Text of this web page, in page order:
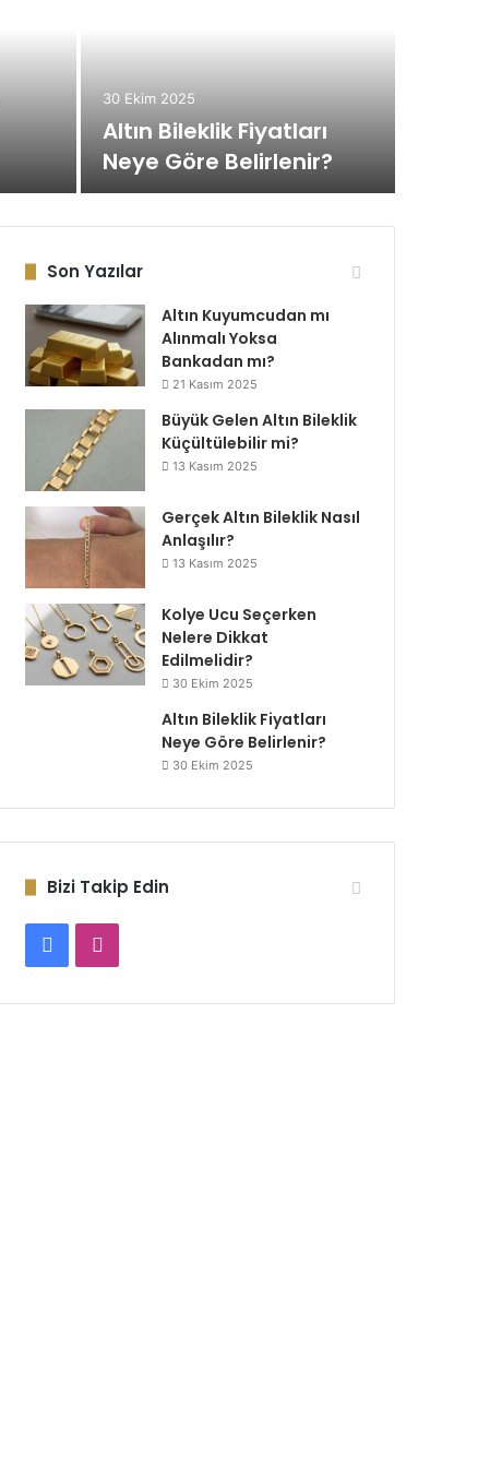
30 Ekim 2025
Altın Bileklik Fiyatları
Neye Göre Belirlenir?
Son Yazılar
Altın Kuyumcudan mı
Alınmalı Yoksa
Bankadan mı?
21 Kasım 2025
Büyük Gelen Altın Bileklik
Küçültülebilir mi?
13 Kasım 2025
Gerçek Altın Bileklik Nasıl
Anlaşılır?
13 Kasım 2025
Kolye Ucu Seçerken
Nelere Dikkat
Edilmelidir?
30 Ekim 2025
Altın Bileklik Fiyatları
Neye Göre Belirlenir?
30 Ekim 2025
Bizi Takip Edin
Facebook